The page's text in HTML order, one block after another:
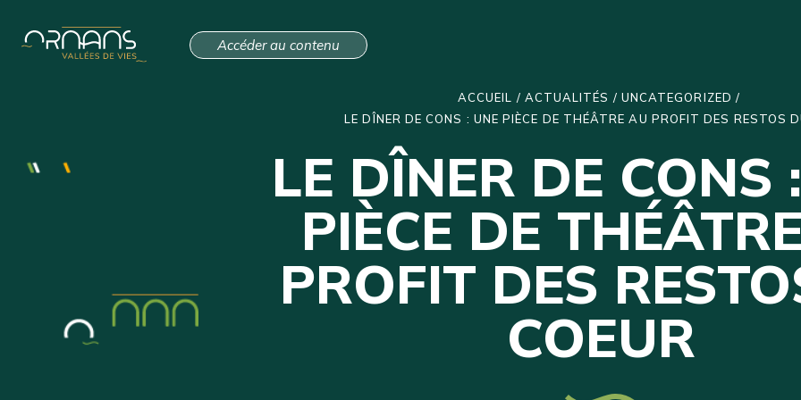
Accéder au contenu
ACCUEIL / ACTUALITÉS / UNCATEGORIZED /
LE DÎNER DE CONS : UNE PIÈCE DE THÉÂTRE AU PROFIT DES RESTOS
LE DÎNER DE CONS
PIÈCE DE
PROFIT DES
COEUR